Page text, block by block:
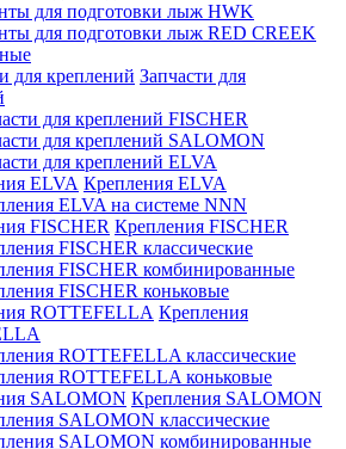
для подготовки лыж HWK
для подготовки лыж RED CREEK
Запчасти для
для креплений FISCHER
для креплений SALOMON
для креплений ELVA
Крепления ELVA
ELVA на системе NNN
Крепления FISCHER
FISCHER классические
FISCHER комбинированные
FISCHER коньковые
Крепления
ROTTEFELLA классические
ROTTEFELLA коньковые
Крепления SALOMON
SALOMON классические
SALOMON комбинированные